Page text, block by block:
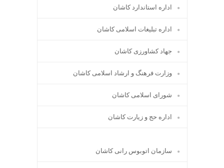
اداره استاندارد كاشان
اداره تبلیغات اسلامی کاشان
جهاد کشاورزی کاشان
وزارت فرهنگ و ارشاد اسلامی کاشان
شورای اسلامی کاشان
اداره حج و زیارت کاشان
سازمان اتوبوس رانی کاشان